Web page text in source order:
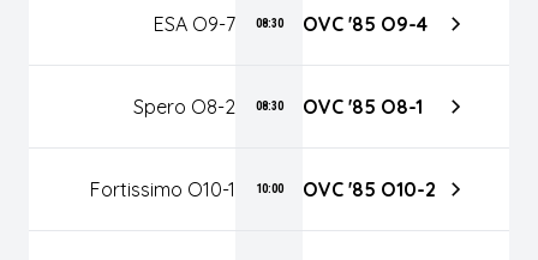
ESA O9-7 08:30 OVC '85 O9-4
Spero O8-2 08:30 OVC '85 O8-1
Fortissimo O10-1 10:00 OVC '85 O10-2